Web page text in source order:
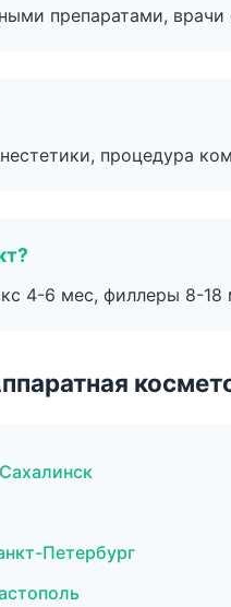
препаратами,
процедура
4-6 мес, филлеры 8-
Петербург